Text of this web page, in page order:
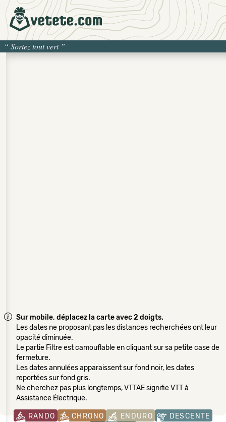
“ Sortez tout vert”
Sur mobile, déplacez la carte avec 2 doigts.
Les dates ne proposant pas les distances recherchées ont leur
opacité diminuée.
Le partie Filtre est camouflable en cliquant sur sa petite case de
fermeture.
Les dates annulées apparaissent sur fond noir, les dates
reportées sur fond gris.
Ne cherchez pas plus longtemps, VTTAE signifie VTT à
Assistance Électrique.
RANDO CHRONO ENDURO
DESCENTE